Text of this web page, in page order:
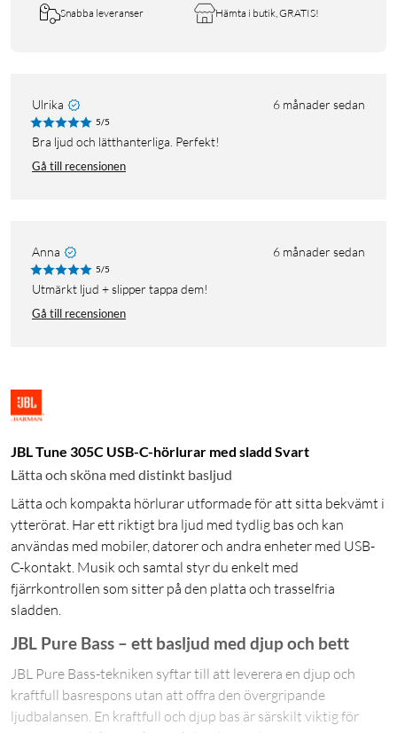
Snabba leveranser Hämta i butik, GRATIS!
Ulrika 6 månader sedan
5/5
Bra ljud och lätthanterliga. Perfekt!
Gå till recensionen
Anna 6 månader sedan
5/5
Utmärkt ljud + slipper tappa dem!
Gå till recensionen
JBL Tune 305C USB-C-hörlurar med sladd Svart
Lätta och sköna med distinkt basljud
Lätta och kompakta hörlurar utformade för att sitta bekvämt i
ytterörat. Har ett riktigt bra ljud med tydlig bas och kan
användas med mobiler, datorer och andra enheter med USB-
C-kontakt. Musik och samtal styr du enkelt med
fjärrkontrollen som sitter på den platta och trasselfria
sladden.
JBL Pure Bass – ett basljud med djup och bett
JBL Pure Bass-tekniken syftar till att leverera en djup och
kraftfull basrespons utan att offra den övergripande
ljudbalansen. En kraftfull och djup bas är särskilt viktig för